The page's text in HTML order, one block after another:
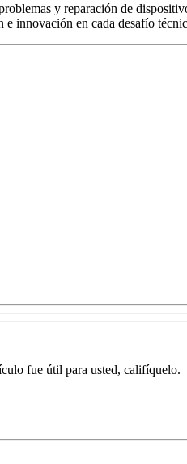
y reparación de
innovación en cada desafío
fue útil para usted, califíquelo.